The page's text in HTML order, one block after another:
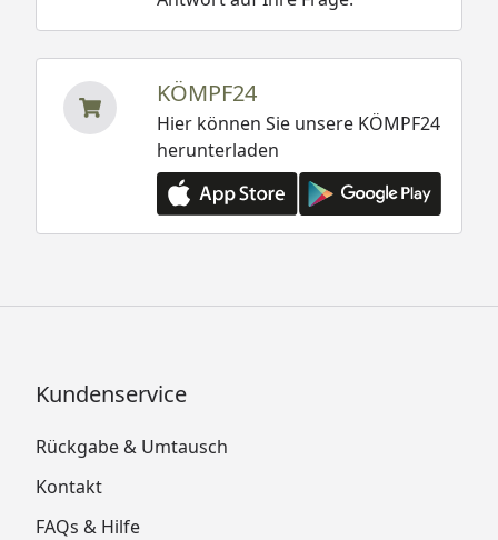
KÖMPF24
Hier können Sie unsere KÖMPF24
herunterladen
Kundenservice
Rückgabe & Umtausch
Kontakt
FAQs & Hilfe